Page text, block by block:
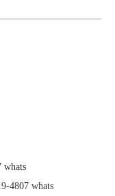
whats
4807 whats